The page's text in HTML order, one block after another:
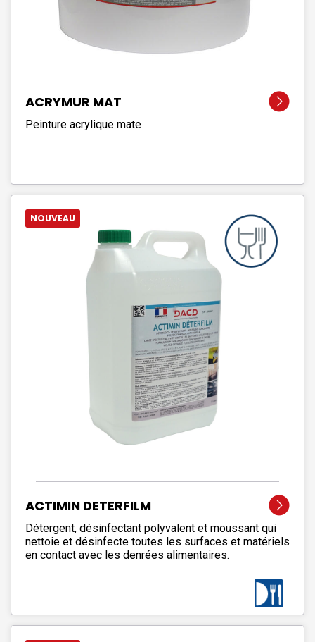
ACRYMUR MAT
Peinture acrylique mate
NOUVEAU
ACTIMIN DETERFILM
Détergent, désinfectant polyvalent et moussant qui
nettoie et désinfecte toutes les surfaces et matériels
en contact avec les denrées alimentaires.